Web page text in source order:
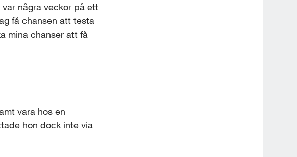
några veckor på ett
få chansen att testa
mina chanser att få
vara hos en
hon dock inte via